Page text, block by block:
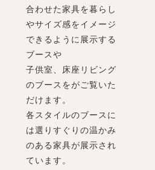
合わせた家具を暮らし
やサイズ感をイメージ
できるように展示する
ブースや
子供室、床座リビング
のブースをがご覧いた
だけます。
各スタイルのブースに
は選りすぐりの温かみ
のある家具が展示され
ています。